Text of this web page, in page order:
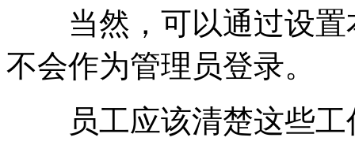
当然，可以通过设置
不会作为管理员登录。
员工应该清楚这些工